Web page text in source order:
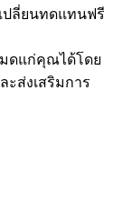
ปลี่ยนทดแทนฟรี
มดแก่คุณได้โดย
ส่งเสริมการ